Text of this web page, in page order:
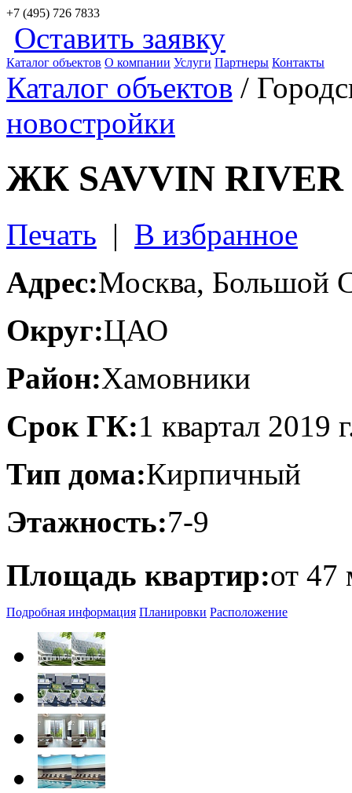
+7 (495) 726 7833
Оставить заявку
Каталог объектов О компании Услуги Партнеры Контакты
Каталог объектов /
новостройки
ЖК SAVVIN RIVER
Печать | В избранное
Адрес:Москва, Большой
Округ:ЦАО
Район:Хамовники
Срок ГК:1 квартал 2019
Тип дома:Кирпичный
Этажность:7-9
Площадь квартир:от 47
Подробная информация Планировки Расположение